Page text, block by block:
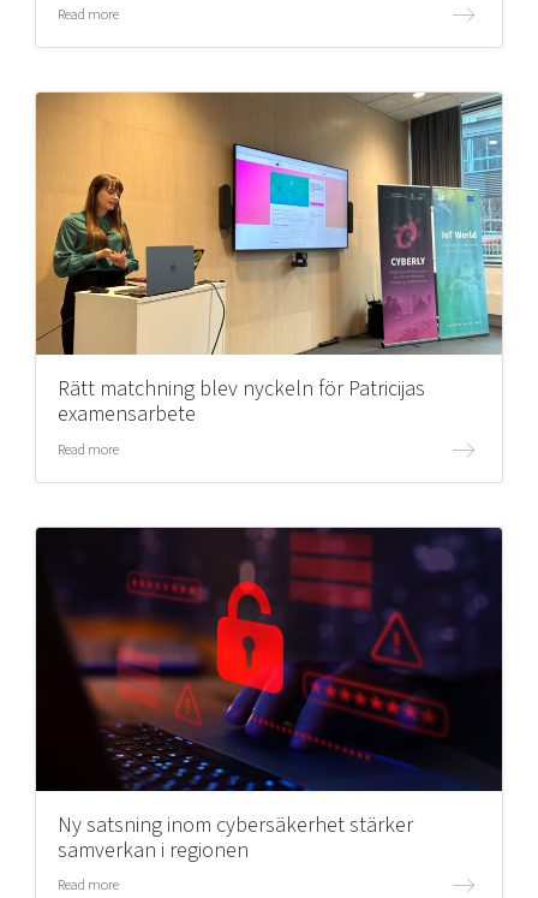
Read more
Rätt matchning blev nyckeln för Patricijas
examensarbete
Read more
Ny satsning inom cybersäkerhet stärker
samverkan i regionen
Read more